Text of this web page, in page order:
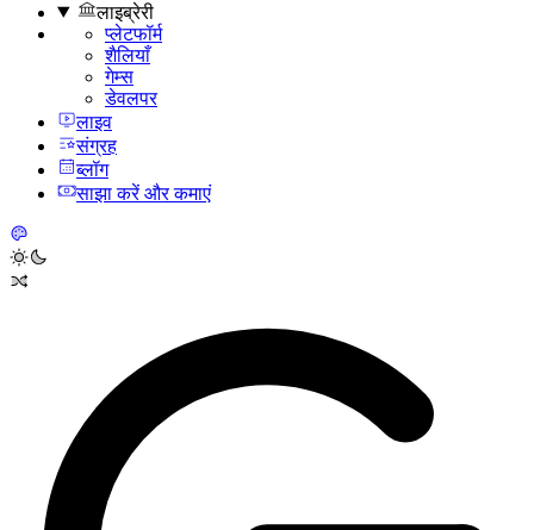
लाइब्रेरी
प्लेटफॉर्म
शैलियाँ
गेम्स
डेवलपर
लाइव
संग्रह
ब्लॉग
साझा करें और कमाएं